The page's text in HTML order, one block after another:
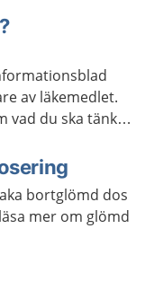
av läkemedlet.
vad du ska tänka
bortglömd dos
mer om glömd